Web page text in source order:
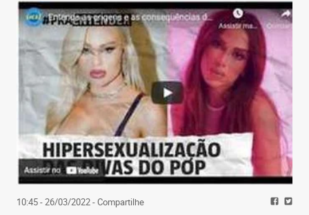
10:45 - 26/03/2022- Compartilhe